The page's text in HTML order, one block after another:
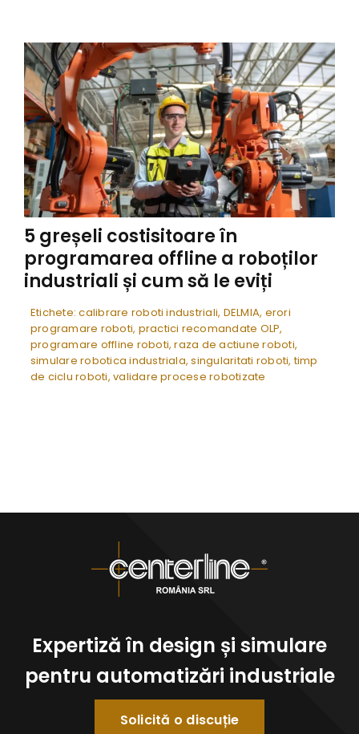
5 greșeli costisitoare în
programarea offline a roboților
industriali și cum să le eviți
Etichete:calibrare roboti industriali, DELMIA, erori
programare roboti, practici recomandate OLP,
programare offline roboti,raza de actiune roboti,
simulare robotica industriala,singularitati roboti,timp
de ciclu roboti,validare procese robotizate
Expertiză în design și simulare
pentru automatizări industriale
Solicită o discuție